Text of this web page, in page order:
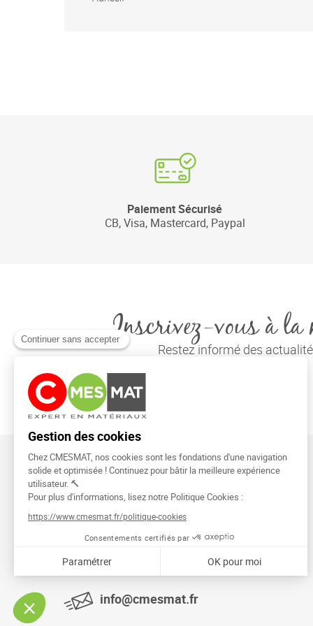
Paiement Sécurisé
CB, Visa, Mastercard, Paypal
Inscrivez-vous à la
Restez informé des
CMESMAT
91026 EVRY COURCOURONNES
info@cmesmat.fr